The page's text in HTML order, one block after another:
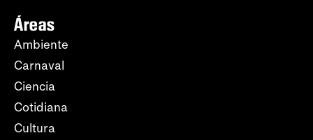
Áreas
Ambiente
Carnaval
Ciencia
Cotidiana
Cultura